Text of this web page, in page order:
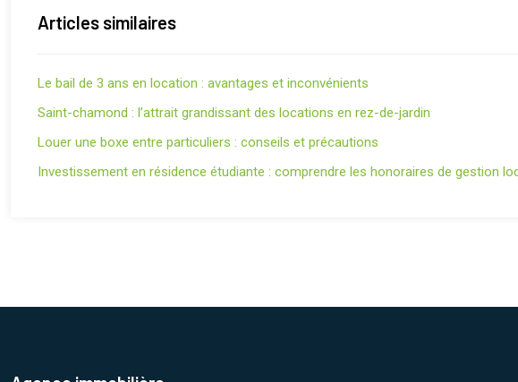
Articles similaires
Le bail de 3 ans en location : avantages et inconvénients
Saint-chamond : l’attrait grandissant des locations en rez-de-jardin
Louer une boxe entre particuliers : conseils et précautions
Investissement en résidence étudiante : comprendre les honoraires de gestion